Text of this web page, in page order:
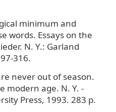
minimum and
words. Essays on the
N. Y.: Garland
316.
never out of season.
modern age. N. Y. -
Press, 1993. 283 p.